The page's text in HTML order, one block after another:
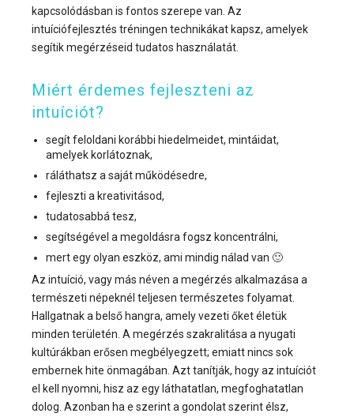
kapcsolódásban is fontos szerepe van. Az
intuíciófejlesztés tréningen technikákat kapsz, amelyek
segítik megérzéseid tudatos használatát.
Miért érdemes fejleszteni az
intuíciót?
segít feloldani korábbi hiedelmeidet, mintáidat,
amelyek korlátoznak,
ráláthatsz a saját működésedre,
fejleszti a kreativitásod,
tudatosabbá tesz,
segítségével a megoldásra fogsz koncentrálni,
mert egy olyan eszköz, ami mindig nálad van 🙂
Az intuíció, vagy más néven a megérzés alkalmazása a
természeti népeknél teljesen természetes folyamat.
Hallgatnak a belső hangra, amely vezeti őket életük
minden területén. A megérzés szakralitása a nyugati
kultúrákban erősen megbélyegzett; emiatt nincs sok
embernek hite önmagában. Azt tanítják, hogy az intuíciót
el kell nyomni, hisz az egy láthatatlan, megfoghatatlan
dolog. Azonban ha e szerint a gondolat szerint élsz,